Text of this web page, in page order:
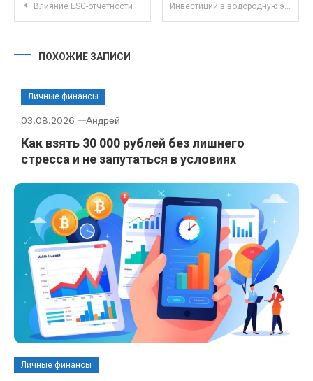
Навигация по записям
Влияние ESG-отчетности на инвестиционные стратегии и стоимость акций компаний Инвестиции в водородную энергетку: перспективы и риски в альтернативных активах
ПОХОЖИЕ ЗАПИСИ
Личные финансы
03.08.2026 Андрей
Как взять 30 000 рублей без лишнего
стресса и не запутаться в условиях
Личные финансы